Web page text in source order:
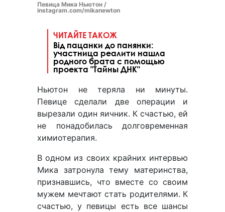
Певица Мика Ньютон /
instagram.com/mikanewton
ЧИТАЙТЕ ТАКОЖ
Від пацанки до панянки:
участница реалити нашла
родного брата с помощью
проекта "Тайны ДНК"
Ньютон не теряла ни минуты.
Певице сделали две операции и
вырезали один яичник. К счастью, ей
не понадобилась долговременная
химиотерапия.
В одном из своих крайних интервью
Мика затронула тему материнства,
признавшись, что вместе со своим
мужем мечтают стать родителями. К
счастью, у певицы есть все шансы